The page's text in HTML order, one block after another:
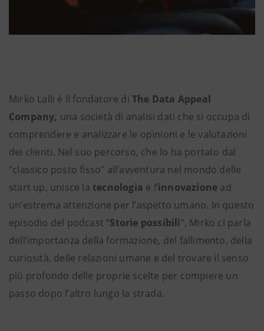
Mirko Lalli è il fondatore di The Data Appeal
Company, una società di analisi dati che si occupa di
comprendere e analizzare le opinioni e le valutazioni
dei clienti. Nel suo percorso, che lo ha portato dal
“classico posto fisso” all’avventura nel mondo delle
start up, unisce la tecnologia e l’innovazione ad
un’estrema attenzione per l’aspetto umano. In questo
episodio del podcast “Storie possibili”, Mirko ci parla
dell’importanza della formazione, del fallimento, della
curiosità, delle relazioni umane e del trovare il senso
più profondo delle proprie scelte per compiere un
passo dopo l’altro lungo la strada.